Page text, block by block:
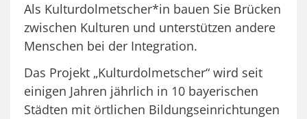
Als Kulturdolmetscher*in bauen Sie Brücken
zwischen Kulturen und unterstützen andere
Menschen bei der Integration.
Das Projekt „Kulturdolmetscher“ wird seit
einigen Jahren jährlich in 10 bayerischen
Städten mit örtlichen Bildungseinrichtungen